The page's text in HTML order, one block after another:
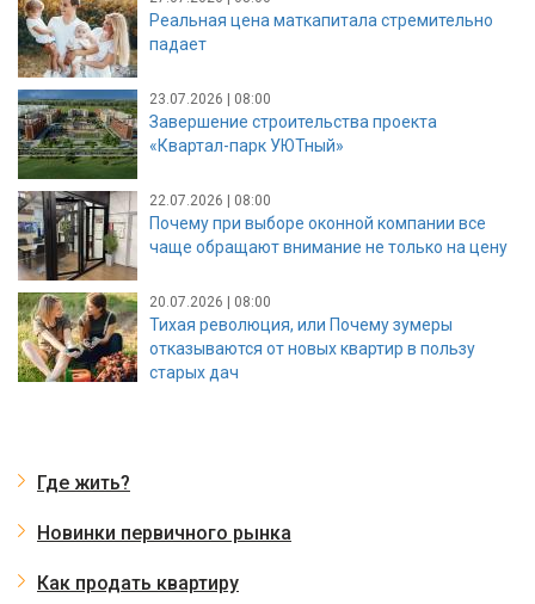
Реальная цена маткапитала стремительно
падает
23.07.2026 | 08:00
Завершение строительства проекта
«Квартал-парк УЮТный»
22.07.2026 | 08:00
Почему при выборе оконной компании все
чаще обращают внимание не только на цену
20.07.2026 | 08:00
Тихая революция, или Почему зумеры
отказываются от новых квартир в пользу
старых дач
Где жить?
Новинки первичного рынка
Как продать квартиру